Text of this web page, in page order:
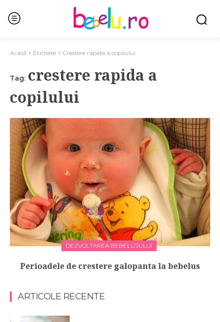
Acasă Etichete Crestere rapida a copilului
Tag: crestere rapida a
copilului
DEZVOLTAREA BEBELUSULUI
Perioadele de crestere galopanta la bebelus
ARTICOLE RECENTE